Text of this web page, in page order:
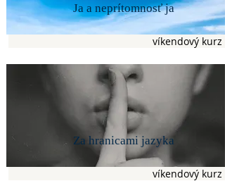
víkendový kurz
Ja a neprítomnosť ja
víkendový kurz
Za hranicami jazyka